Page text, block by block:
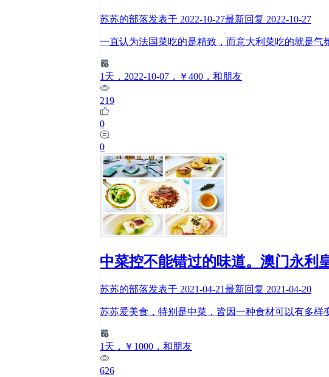
苏苏的部落发表于 2022-10-27最新回复 2022-10-27
一直认为法国菜吃的是精致，而意大利菜吃的就是气
1 天 ，2022-10-07 ，￥400 ，和朋友
219
0
0
中菜控不能错过的味道。澳门永利
苏苏的部落发表于 2021-04-21最新回复 2021-04-20
苏苏爱美食，特别是中菜，皆因一种食材可以有多
1 天 ，￥1000 ，和朋友
626